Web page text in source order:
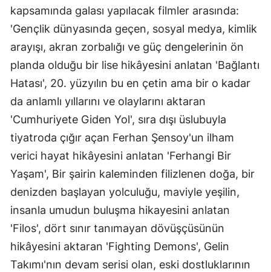
kapsamında galası yapılacak filmler arasında:
'Gençlik dünyasında geçen, sosyal medya, kimlik
arayışı, akran zorbalığı ve güç dengelerinin ön
planda olduğu bir lise hikâyesini anlatan 'Bağlantı
Hatası', 20. yüzyılın bu en çetin ama bir o kadar
da anlamlı yıllarını ve olaylarını aktaran
'Cumhuriyete Giden Yol', sıra dışı üslubuyla
tiyatroda çığır açan Ferhan Şensoy'un ilham
verici hayat hikâyesini anlatan 'Ferhangi Bir
Yaşam', Bir şairin kaleminden filizlenen doğa, bir
denizden başlayan yolculuğu, maviyle yeşilin,
insanla umudun buluşma hikayesini anlatan
'Filos', dört sınır tanımayan dövüşçüsünün
hikâyesini aktaran 'Fighting Demons', Gelin
Takımı'nın devam serisi olan, eski dostluklarının